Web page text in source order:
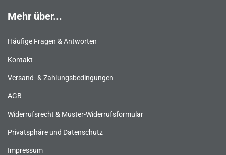
Mehr über...
Häufige Fragen & Antworten
Kontakt
Versand- & Zahlungsbedingungen
AGB
Widerrufsrecht & Muster-Widerrufsformular
Privatsphäre und Datenschutz
Impressum